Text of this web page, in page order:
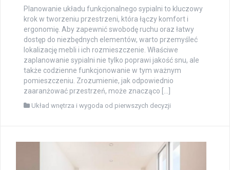
Planowanie układu funkcjonalnego sypialni to kluczowy
krok w tworzeniu przestrzeni, która łączy komfort i
ergonomię. Aby zapewnić swobodę ruchu oraz łatwy
dostęp do niezbędnych elementów, warto przemyśleć
lokalizację mebli i ich rozmieszczenie. Właściwe
zaplanowanie sypialni nie tylko poprawi jakość snu, ale
także codzienne funkcjonowanie w tym ważnym
pomieszczeniu. Zrozumienie, jak odpowiednio
zaaranżować przestrzeń, może znacząco […]
Układ wnętrza i wygoda od pierwszych decyzji